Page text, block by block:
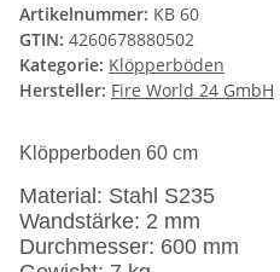
Artikelnummer: KB 60
GTIN: 4260678880502
Kategorie: Klöpperböden
Hersteller: Fire World 24 GmbH
Klöpperboden 60 cm
Material: Stahl S235
Wandstärke: 2 mm
Durchmesser: 600 mm